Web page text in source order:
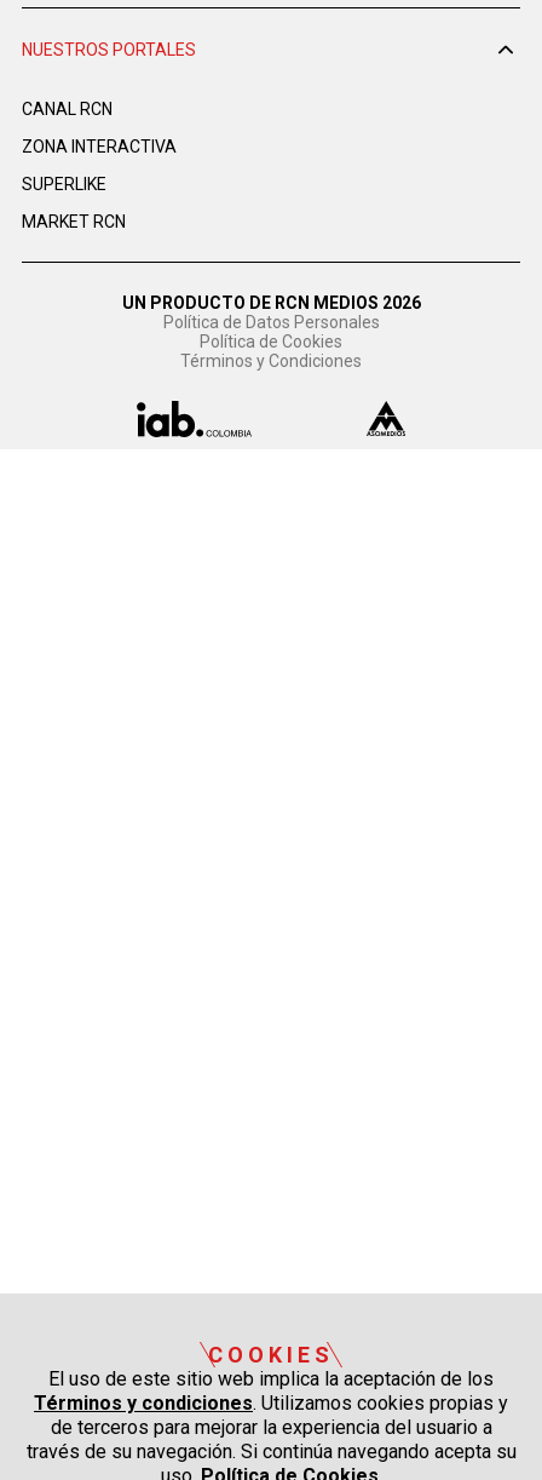
NUESTROS PORTALES
CANAL RCN
ZONA INTERACTIVA
SUPERLIKE
MARKET RCN
UN PRODUCTO DE RCN MEDIOS 2026
Política de Datos Personales
Política de Cookies
Términos y Condiciones
COOKIES
El uso de este sitio web implica la aceptación de los
Términos y condiciones. Utilizamos cookies propias y
de terceros para mejorar la experiencia del usuario a
través de su navegación. Si continúa navegando acepta su